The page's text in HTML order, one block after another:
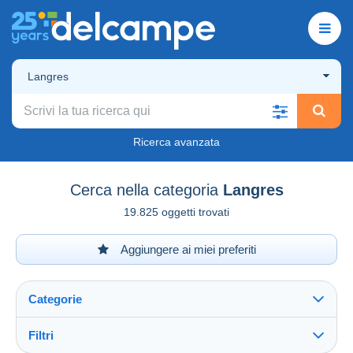
Langres
Ricerca avanzata
Cerca nella categoria Langres
19.825 oggetti trovati
Aggiungere ai miei preferiti
Categorie
Filtri